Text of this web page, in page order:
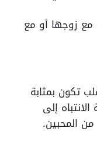
مع زوجها أو مع
تكون بمثابة
إلى
المحبين.